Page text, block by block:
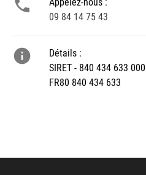

09 84 14 75 43

Détails :
SIRET - 840 434 633
FR80 840 434 633